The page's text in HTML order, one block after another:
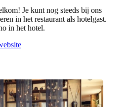
Je kunt nog steeds bij ons
in het restaurant als hotelgast.
in het hotel.